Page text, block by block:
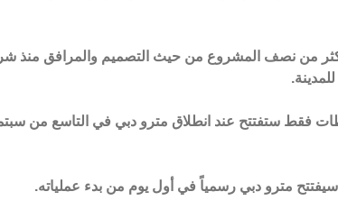
من نصف المشروع من حيث التصميم والمرافق منذ
فقط ستفتتح عند انطلاق مترو دبي في التاسع من
مترو دبي رسمياً في أول يوم من بدء عملياته.